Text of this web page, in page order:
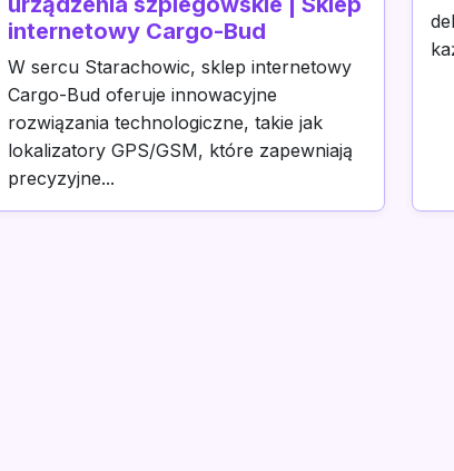
internetowy Cargo-Bud
W sercu Starachowic, sklep internetowy
Cargo-Bud oferuje innowacyjne
rozwiązania technologiczne, takie jak
lokalizatory GPS/GSM, które zapewniają
precyzyjne...